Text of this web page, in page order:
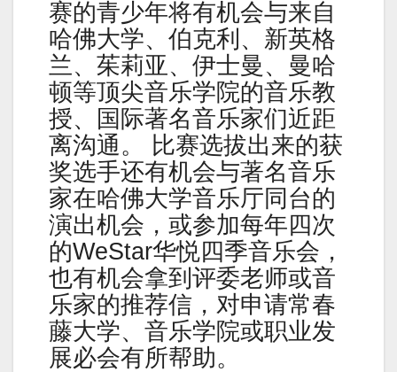
赛的青少年将有机会与来自
哈佛大学、伯克利、新英格
兰、茱莉亚、伊士曼、曼哈
顿等顶尖音乐学院的音乐教
授、国际著名音乐家们近距
离沟通。 比赛选拔出来的获
奖选手还有机会与著名音乐
家在哈佛大学音乐厅同台的
演出机会，或参加每年四次
的WeStar华悦四季音乐会，
也有机会拿到评委老师或音
乐家的推荐信，对申请常春
藤大学、音乐学院或职业发
展必会有所帮助。